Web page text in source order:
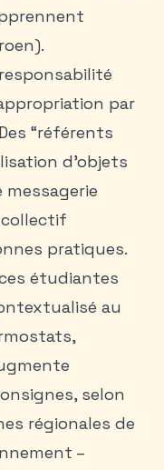
par
“référents
d’objets
messagerie
pratiques.
étudiantes
au
selon
régionales de
–